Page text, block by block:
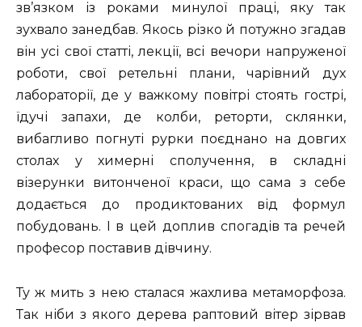
зв’язком із роками минулої праці, яку так
зухвало занедбав. Якось різко й потужно згадав
він усі свої статті, лекції, всі вечори напруженої
роботи, свої ретельні плани, чарівний дух
лабораторії, де у важкому повітрі стоять гострі,
їдучі запахи, де колби, реторти, склянки,
вибагливо погнуті рурки поєднано на довгих
столах у химерні сполучення, в складні
візерунки витонченої краси, що сама з себе
додається до продиктованих від формул
побудовань. І в цей доплив спогадів та речей
професор поставив дівчину.
Ту ж мить з нею сталася жахлива метаморфоза.
Так ніби з якого дерева раптовий вітер зірвав